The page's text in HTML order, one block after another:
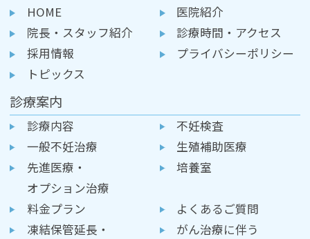
HOME
医院紹介
院長・スタッフ紹介
診療時間・アクセス
採用情報
プライバシーポリシー
トピックス
診療案内
診療内容
不妊検査
一般不妊治療
生殖補助医療
先進医療・
オプション治療
培養室
料金プラン
よくあるご質問
凍結保管延長・
がん治療に伴う